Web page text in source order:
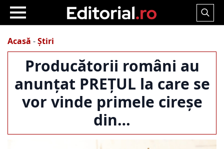
Search
Acasă -Știri
Producătorii români au
anunțat PREȚUL la care se
vor vinde primele cireșe
din…